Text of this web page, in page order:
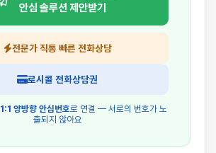
안심 솔루션 제안받기
전문가 직통 빠른 전화상담
로시콜 전화상담권
1:1 양방향 안심번호로 연결 — 서로의 번호가 노
출되지 않아요